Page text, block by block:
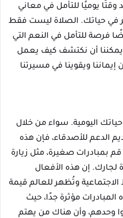
يوميًا للتأمل في معاني
في حياتك. الصلاة ليست فقط
فرصة للتأمل في النعم التي
يمكننا أن نكتشف كيف يعمل
إيماننا ويقوينا في مسيرتنا
اليومية. سواء من خلال
الدعم للأصدقاء، فإن هذه
بمبادرات صغيرة، مثل زيارة
إن هذه الأفعال
وتُظهر للعالم قيمة
مؤثرة جدًا، حيث
وحدهم، وأن هناك من يهتم